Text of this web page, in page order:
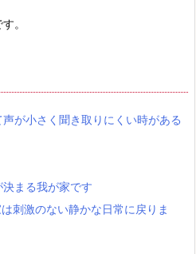
。
が小さく聞き取りにくい時がある
決まる我が家です
刺激のない静かな日常に戻りま